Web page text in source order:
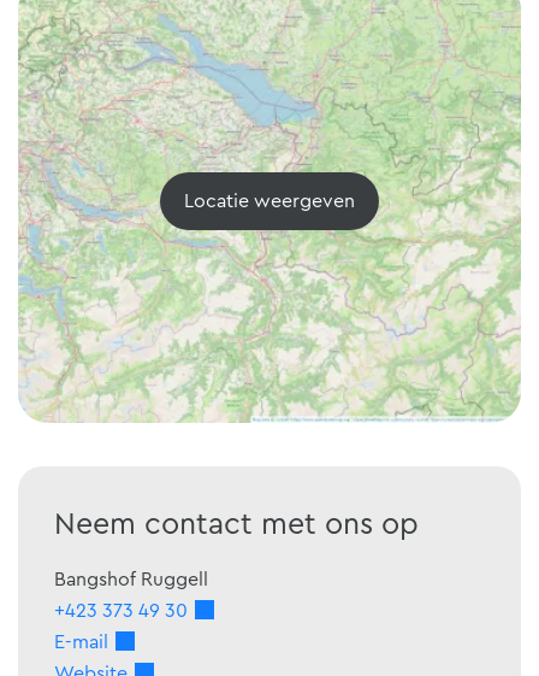
Locatie weergeven
Neem contact met ons op
Bangshof Ruggell
+423 373 49 30
E-mail